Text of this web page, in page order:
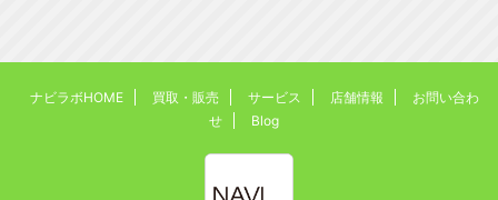
ナビラボHOME 買取・販売 サービス 店舗情報
お問い合わ
せ
Blog